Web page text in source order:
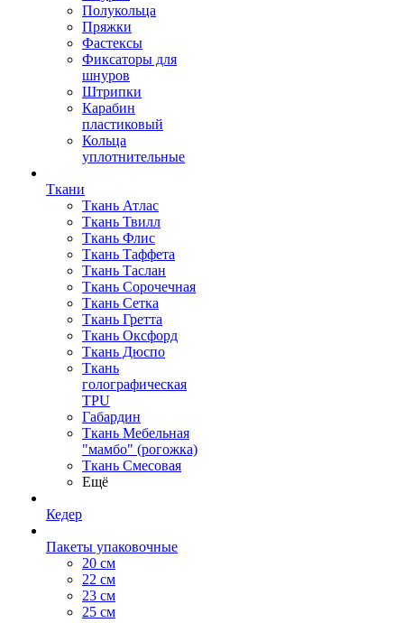
Полукольца
Пряжки
Фастексы
Фиксаторы для
шнуров
Штрипки
Карабин
пластиковый
Кольца
уплотнительные
Ткани
Ткань Атлас
Ткань Твилл
Ткань Флис
Ткань Таффета
Ткань Таслан
Ткань Сорочечная
Ткань Сетка
Ткань Гретта
Ткань Оксфорд
Ткань Дюспо
Ткань
голографическая
TPU
Габардин
Ткань Мебельная
"мамбо" (рогожка)
Ткань Смесовая
Ещё
Кедер
Пакеты упаковочные
20 см
22 см
23 см
25 см